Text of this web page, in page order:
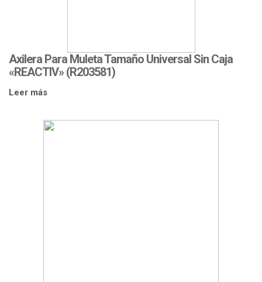
Axilera Para Muleta Tamaño Universal Sin Caja
«REACTIV» (R203581)
Leer más